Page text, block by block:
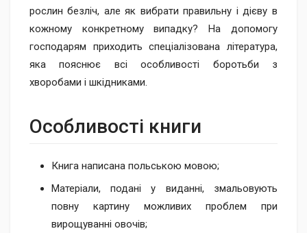
рослин безліч, але як вибрати правильну і дієву в
кожному конкретному випадку? На допомогу
господарям приходить спеціалізована література,
яка пояснює всі особливості боротьби з
хворобами і шкідниками.
Особливості книги
Книга написана польською мовою;
Матеріали, подані у виданні, змальовують
повну картину можливих проблем при
вирощуванні овочів;